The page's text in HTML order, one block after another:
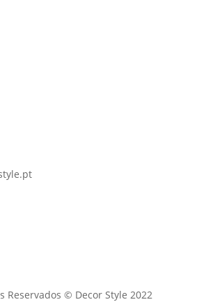
Reservados © Decor Style 2022